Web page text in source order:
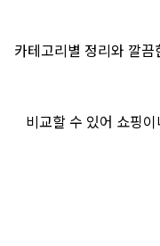
카테고리별 정리와 깔
비교할 수 있어 쇼핑